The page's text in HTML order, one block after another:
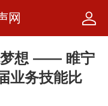
网
梦想 —— 睢宁
业务技能比